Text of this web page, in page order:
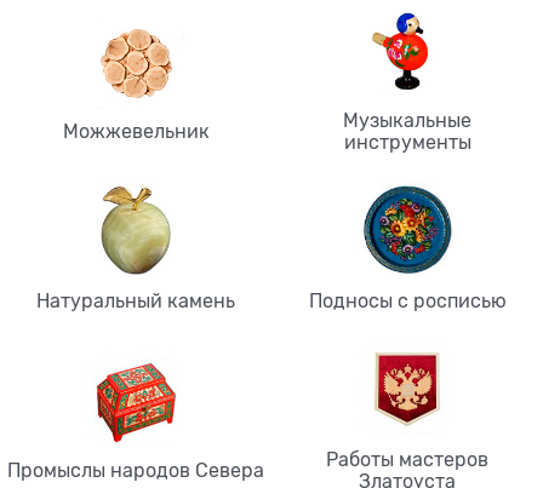
Можжевельник
Музыкальные
инструменты
Натуральный камень Подносы с росписью
Промыслы народов Севера
Работы мастеров
Златоуста